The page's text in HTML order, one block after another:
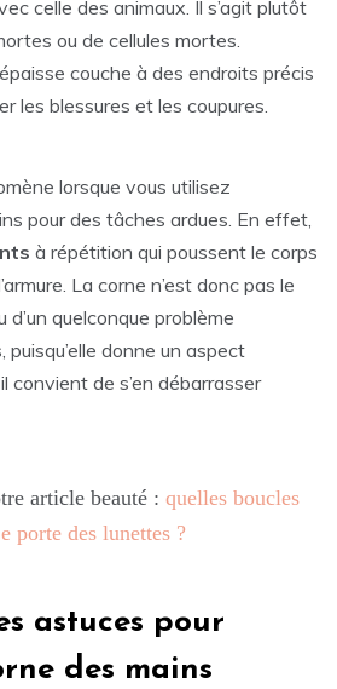
celle des animaux. Il s’agit plutôt
ou de cellules mortes.
couche à des endroits précis
les blessures et les coupures.
lorsque vous utilisez
pour des tâches ardues. En effet,
à répétition qui poussent le corps
La corne n’est donc pas le
d’un quelconque problème
puisqu’elle donne un aspect
convient de s’en débarrasser
article beauté : quelles boucles
porte des lunettes ?
astuces pour
des mains